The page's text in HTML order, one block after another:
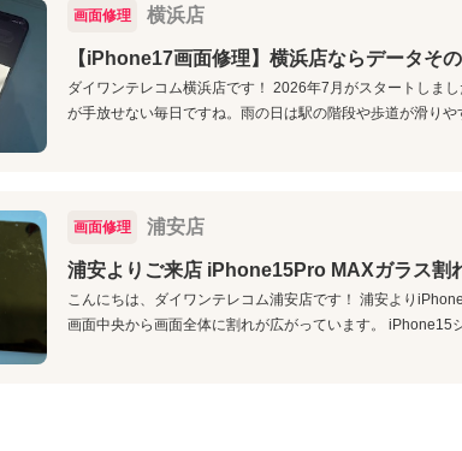
画面修理 横浜店
【iPhone17画面修理】横浜店ならデータそ
ダイワンテレコム横浜店です！ 2026年7月がスタートしま
が手放せない毎日ですね。雨の日は駅の階段や歩道が滑り
画面修理 浦安店
浦安よりご来店 iPhone15Pro MAXガラス割
こんにちは、ダイワンテレコム浦安店です！ 浦安より
画面中央から画面全体に割れが広がっています。 iPhone15